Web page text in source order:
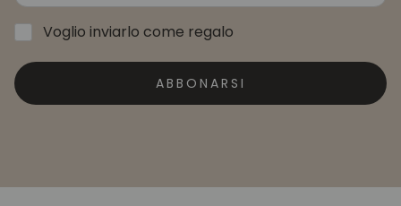
Voglio inviarlo come regalo
ABBONARSI